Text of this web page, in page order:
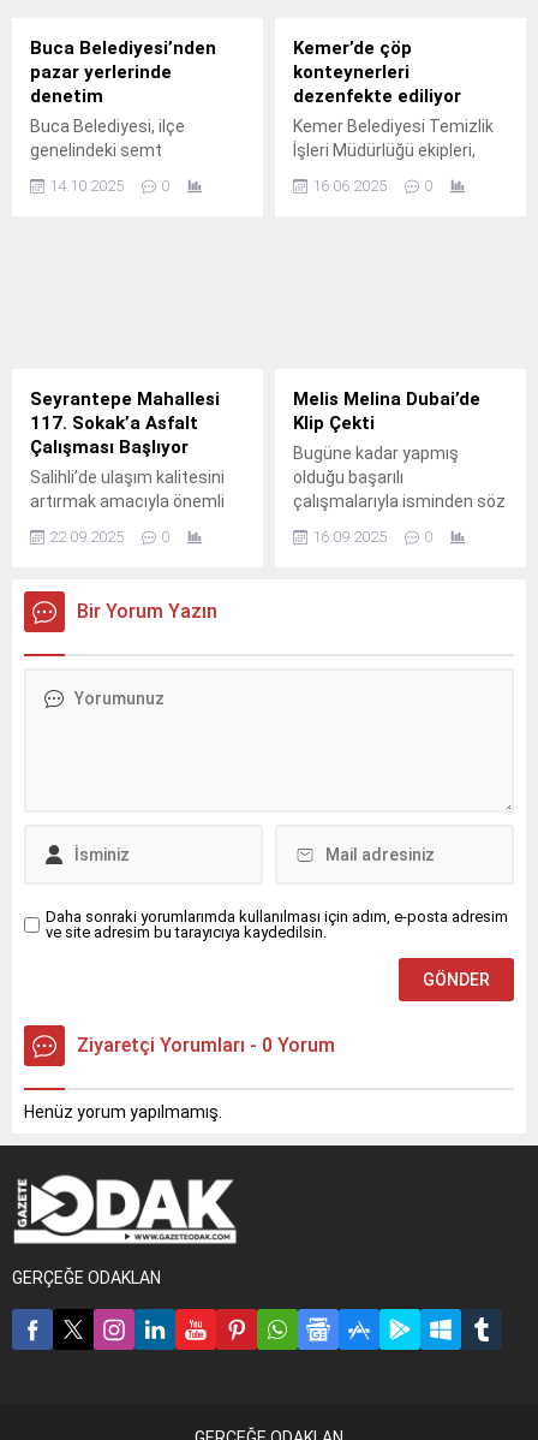
Buca Belediyesi’nden
pazar yerlerinde
denetim
Buca Belediyesi, ilçe
genelindeki semt
sağlıklı ve sorunsuz bir
14.10.2025 0
Kemer’de çöp
konteynerleri
dezenfekte ediliyor
Kemer Belediyesi Temizlik
İşleri Müdürlüğü ekipleri,
çöp konteynerlerini sıcak ve
16.06.2025 0
Seyrantepe Mahallesi
117. Sokak’a Asfalt
Çalışması Başlıyor
Salihli’de ulaşım kalitesini
artırmak amacıyla önemli
veriliyor.
22.09.2025 0
Melis Melina Dubai’de
Klip Çekti
Bugüne kadar yapmış
olduğu başarılı
çalışmalarıyla isminden söz
şarkıcı Melis Melina, şimdi
16.09.2025 0
Bir Yorum Yazın
Daha sonraki yorumlarımda kullanılması için adım, e-posta adresim
ve site adresim bu tarayıcıya kaydedilsin.
Ziyaretçi Yorumları - 0 Yorum
Henüz yorum yapılmamış.
GERÇEĞE ODAKLAN